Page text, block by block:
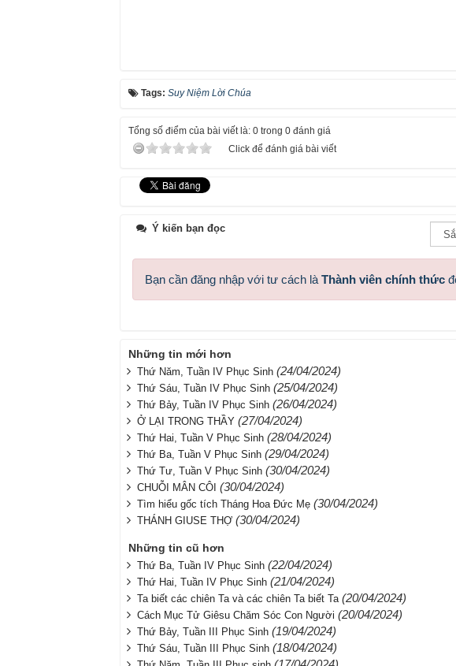
Tags: Suy Niệm Lời Chúa
Tổng số điểm của bài viết là: 0 trong 0 đánh giá
Click để đánh giá bài viết
Ý kiến bạn đọc
Bạn cần đăng nhập với tư cách là Thành viên chính thức
Những tin mới hơn
Thứ Năm, Tuần IV Phục Sinh (24/04/2024)
Thứ Sáu, Tuần IV Phục Sinh (25/04/2024)
Thứ Bảy, Tuần IV Phục Sinh (26/04/2024)
Ở LẠI TRONG THẦY (27/04/2024)
Thứ Hai, Tuần V Phục Sinh (28/04/2024)
Thứ Ba, Tuần V Phục Sinh (29/04/2024)
Thứ Tư, Tuần V Phục Sinh (30/04/2024)
CHUỖI MÂN CÔI (30/04/2024)
Tìm hiểu gốc tích Tháng Hoa Đức Mẹ (30/04/2024)
THÁNH GIUSE THỢ (30/04/2024)
Những tin cũ hơn
Thứ Ba, Tuần IV Phục Sinh (22/04/2024)
Thứ Hai, Tuần IV Phục Sinh (21/04/2024)
Ta biết các chiên Ta và các chiên Ta biết Ta (20/04/2024)
Cách Mục Tử Giêsu Chăm Sóc Con Người (20/04/2024)
Thứ Bảy, Tuần III Phục Sinh (19/04/2024)
Thứ Sáu, Tuần III Phục Sinh (18/04/2024)